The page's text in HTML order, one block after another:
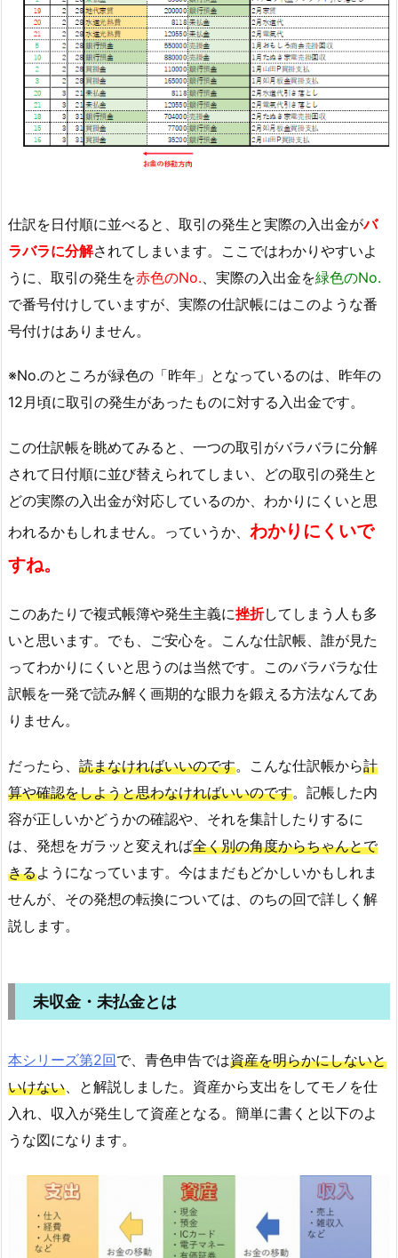
仕訳を日付順に並べると、取引の発生と実際の入出金がバ
ラバラに分解されてしまいます。ここではわかりやすいよ
うに、取引の発生を赤色のNo. 、実際の入出金を緑色のNo.
で番号付けしていますが、実際の仕訳帳にはこのような番
号付けはありません。
※No.のところが緑色の「昨年」となっているのは、昨年の
12月頃に取引の発生があったものに対する入出金です。
この仕訳帳を眺めてみると、一つの取引がバラバラに分解
されて日付順に並び替えられてしまい、どの取引の発生と
どの実際の入出金が対応しているのか、わかりにくいと思
われるかもしれません。っていうか、 わかりにくいで
すね。
このあたりで複式帳簿や発生主義に挫折してしまう人も多
いと思います。でも、ご安心を。こんな仕訳帳、誰が見た
ってわかりにくいと思うのは当然です。このバラバラな仕
訳帳を一発で読み解く画期的な眼力を鍛える方法なんてあ
りません。
だったら、 読まなければいいのです。こんな仕訳帳から計
算や確認をしようと思わなければいいのです。記帳した内
容が正しいかどうかの確認や、それを集計したりするに
は、発想をガラッと変えれば全く別の角度からちゃんとで
きるようになっています。今はまだもどかしいかもしれま
せんが、その発想の転換については、のちの回で詳しく解
説します。
未収金・未払金とは
本シリーズ第2回で、青色申告では資産を明らかにしないと
いけない 、と解説しました。資産から支出をしてモノを仕
入れ、収入が発生して資産となる。簡単に書くと以下のよ
うな図になります。